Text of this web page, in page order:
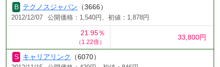
テクノスジャパン （3666）
2012/12/07 公開価格：1,540円、初値：1,878円
21.95％
（1.22倍）
33,800円
キャリアリンク （6070）